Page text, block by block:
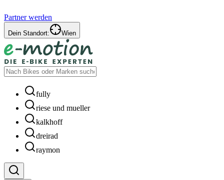
Partner werden
Dein Standort: Wien
fully
riese und mueller
kalkhoff
dreirad
raymon